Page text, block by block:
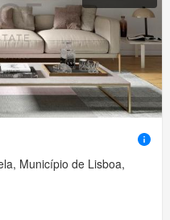
Município de Lisboa,